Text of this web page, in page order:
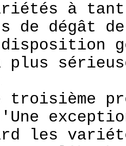
à
de dégât
troisième
les